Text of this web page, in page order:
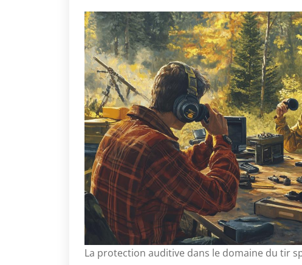
La protection auditive dans le domaine du tir